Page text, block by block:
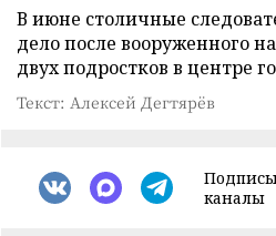
В июне столичные
дело после вооруженного
двух подростков в центре
Текст: Алексей Дегтярёв
каналы